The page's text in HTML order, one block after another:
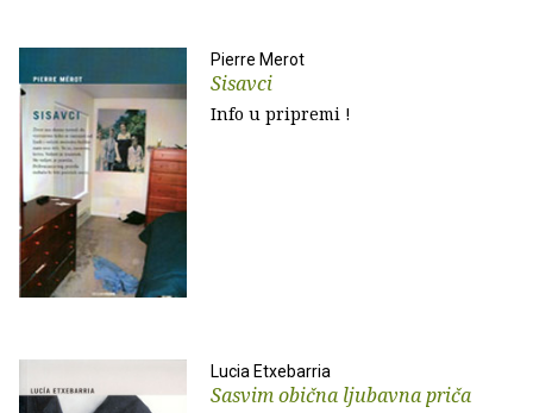
Pierre Merot
Sisavci
Info u pripremi !
Lucia Etxebarria
Sasvim obična ljubavna priča